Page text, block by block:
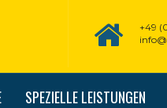
+49
SPEZIELLE LEISTUNGEN